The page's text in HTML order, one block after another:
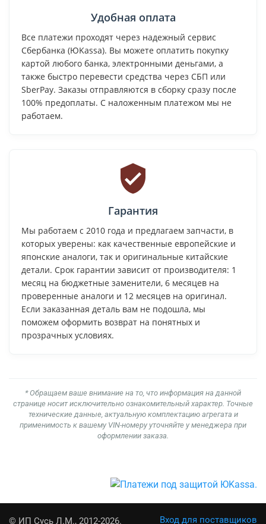
Удобная оплата
Все платежи проходят через надежный сервис
Сбербанка (ЮKassa). Вы можете оплатить покупку
картой любого банка, электронными деньгами, а
также быстро перевести средства через СБП или
SberPay. Заказы отправляются в сборку сразу после
100% предоплаты. С наложенным платежом мы не
работаем.
Гарантия
Мы работаем с 2010 года и предлагаем запчасти, в
которых уверены: как качественные европейские и
японские аналоги, так и оригинальные китайские
детали. Срок гарантии зависит от производителя: 1
месяц на бюджетные заменители, 6 месяцев на
проверенные аналоги и 12 месяцев на оригинал.
Если заказанная деталь вам не подошла, мы
поможем оформить возврат на понятных и
прозрачных условиях.
* Обращаем ваше внимание на то, что информация на данной
странице носит исключительно ознакомительный характер. Точные
технические данные, актуальную комплектацию агрегата и
применимость к вашему VIN-номеру уточняйте у менеджера при
оформлении заказа.
© ИП Сусь Л.М., 2012-2026. Вход для поставщиков